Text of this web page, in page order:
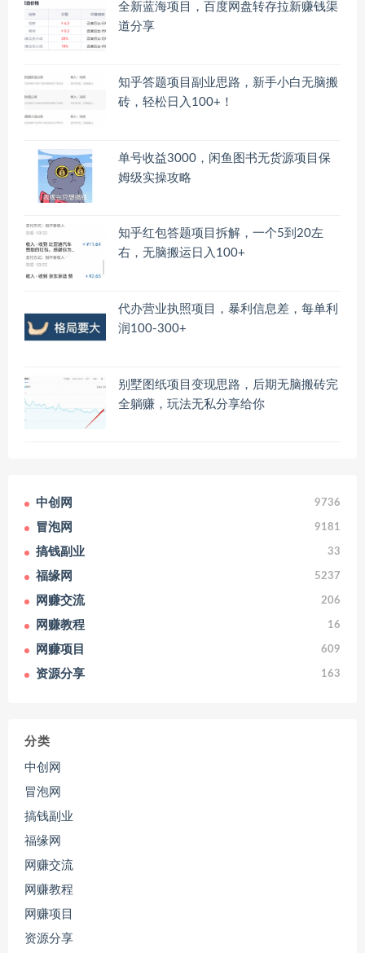
全新蓝海项目，百度网盘转存拉新赚钱渠
道分享
知乎答题项目副业思路，新手小白无脑搬
砖，轻松日入100+！
单号收益3000，闲鱼图书无货源项目保
姆级实操攻略
知乎红包答题项目拆解，一个5到20左
右，无脑搬运日入100+
代办营业执照项目，暴利信息差，每单利
润100-300+
别墅图纸项目变现思路，后期无脑搬砖完
全躺赚，玩法无私分享给你
中创网 9736
冒泡网 9181
搞钱副业 33
福缘网 5237
网赚交流 206
网赚教程 16
网赚项目 609
资源分享 163
分类
中创网
冒泡网
搞钱副业
福缘网
网赚交流
网赚教程
网赚项目
资源分享